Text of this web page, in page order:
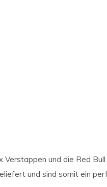
und die Red Bull
und sind somit ein